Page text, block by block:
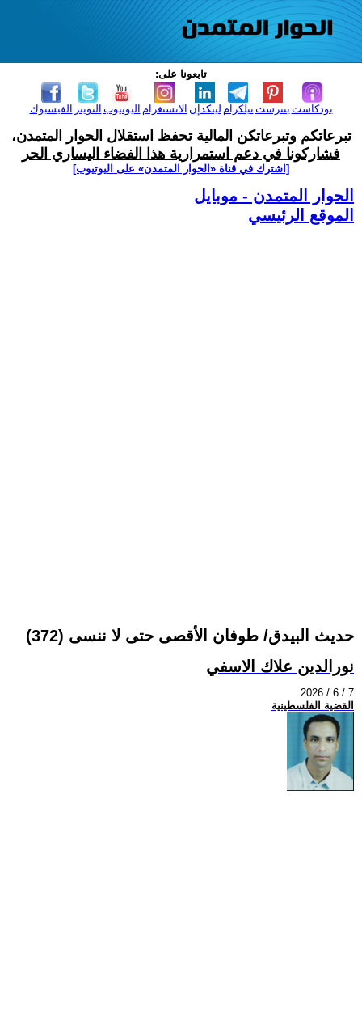
تابعونا على:
الفيسبوك التويتر اليوتيوب الانستغرام لينكدإن تيلكرامبنترست بودكاست
تبرعاتكم وتبرعاتكن المالية تحفظ استقلال الحوار المتمدن،
فشاركونا في دعم استمرارية هذا الفضاء اليساري الحر
[اشترك في قناة ‫«الحوار المتمدن» على اليوتيوب]
الحوار المتمدن - موبايل
الموقع الرئيسي
حديث البيدق/ طوفان الأقصى حتى لا ننسى (372)
نورالدين علاك الاسفي
2026 / 6 / 7
القضية الفلسطينية